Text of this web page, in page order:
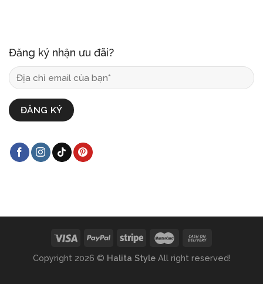
Đăng ký nhận ưu đãi?
Copyright 2026 © Halita StyleAll right reserved!